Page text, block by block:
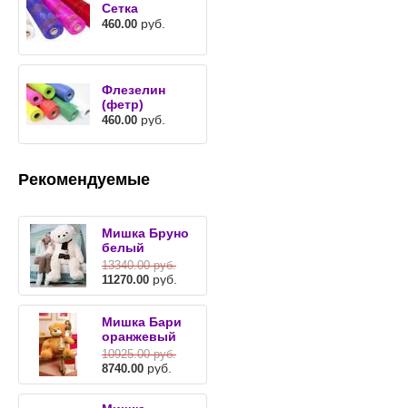
Сетка
460.00 руб.
Флезелин
(фетр)
460.00 руб.
Рекомендуемые
Мишка Бруно
белый
13340.00руб.
11270.00 руб.
Мишка Бари
оранжевый
10925.00руб.
8740.00 руб.